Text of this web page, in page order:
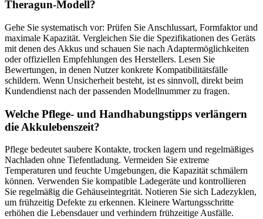
Theragun-Modell?
Gehe Sie systematisch vor: Prüfen Sie Anschlussart, Formfaktor und
maximale Kapazität. Vergleichen Sie die Spezifikationen des Geräts
mit denen des Akkus und schauen Sie nach Adaptermöglichkeiten
oder offiziellen Empfehlungen des Herstellers. Lesen Sie
Bewertungen, in denen Nutzer konkrete Kompatibilitätsfälle
schildern. Wenn Unsicherheit besteht, ist es sinnvoll, direkt beim
Kundendienst nach der passenden Modellnummer zu fragen.
Welche Pflege- und Handhabungstipps verlängern
die Akkulebenszeit?
Pflege bedeutet saubere Kontakte, trocken lagern und regelmäßiges
Nachladen ohne Tiefentladung. Vermeiden Sie extreme
Temperaturen und feuchte Umgebungen, die Kapazität schmälern
können. Verwenden Sie kompatible Ladegeräte und kontrollieren
Sie regelmäßig die Gehäuseintegrität. Notieren Sie sich Ladezyklen,
um frühzeitig Defekte zu erkennen. Kleinere Wartungsschritte
erhöhen die Lebensdauer und verhindern frühzeitige Ausfälle.